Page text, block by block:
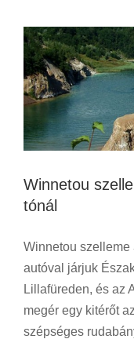
Winnetou
tónál
Winnetou szelleme
autóval járjuk
Lillafüreden, és az
megér egy kitérőt
szépséges